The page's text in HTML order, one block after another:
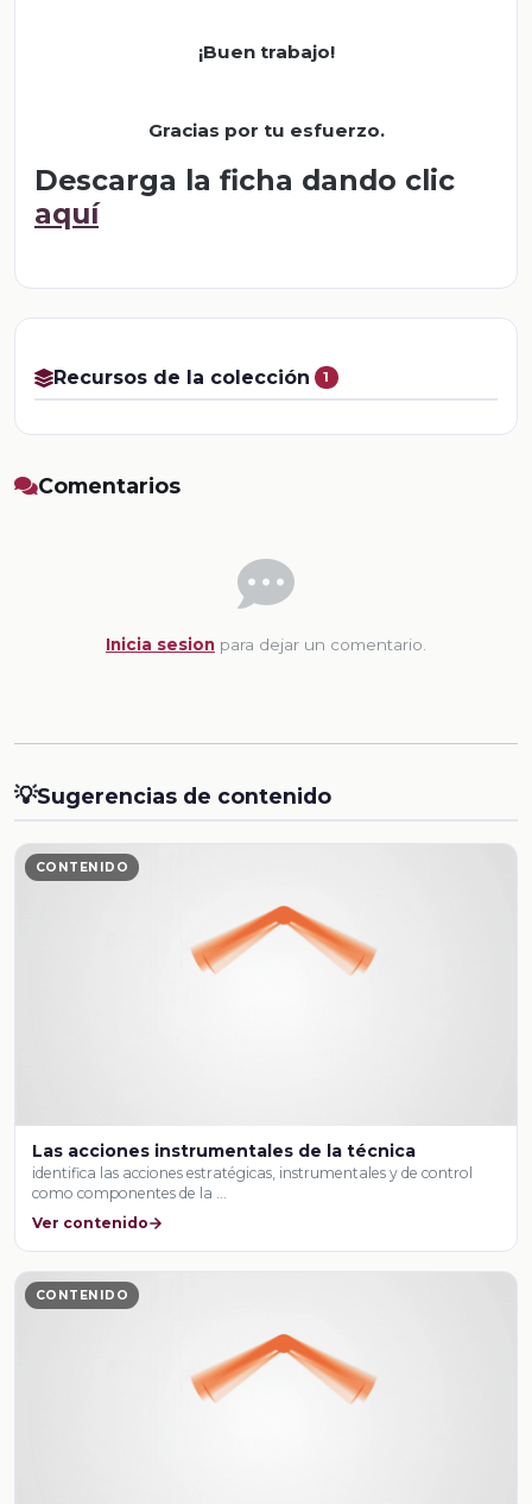
¡Buen trabajo!
Gracias por tu esfuerzo.
Descarga la ficha dando clic
aquí
Recursos de la colección 1
Comentarios
Inicia sesion para dejar un comentario.
💡Sugerencias de contenido
CONTENIDO
Las acciones instrumentales de la técnica
identifica las acciones estratégicas, instrumentales y de control
como componentes de la …
Ver contenido
CONTENIDO